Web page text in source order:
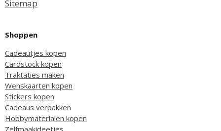
Sitemap
Shoppen
Cadeautjes kopen
Cardstock kopen
Traktaties maken
Wenskaarten kopen
Stickers kopen
Cadeaus verpakken
Hobbymaterialen kopen
Zelfmaakideetjes